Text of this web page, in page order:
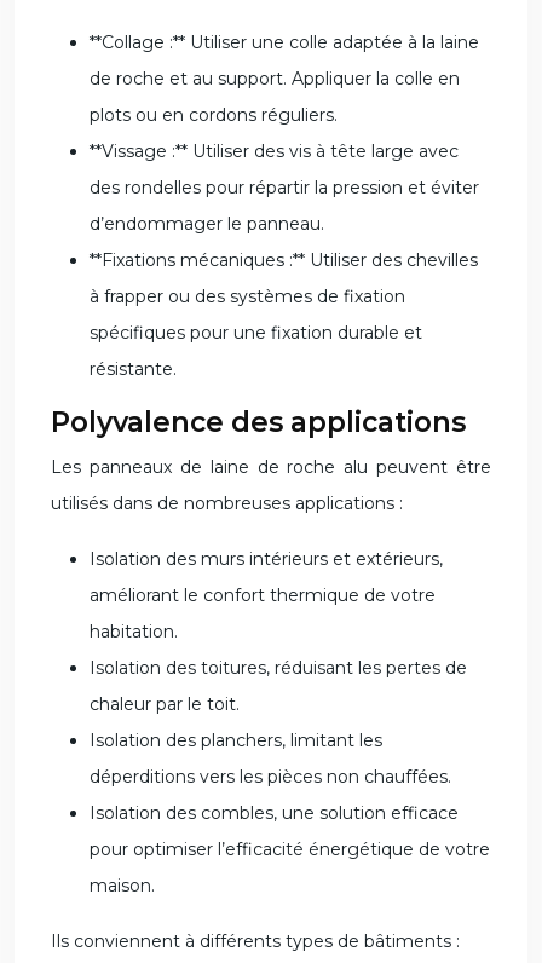
**Collage :** Utiliser une colle adaptée à la laine
de roche et au support. Appliquer la colle en
plots ou en cordons réguliers.
**Vissage :** Utiliser des vis à tête large avec
des rondelles pour répartir la pression et éviter
d’endommager le panneau.
**Fixations mécaniques :** Utiliser des chevilles
à frapper ou des systèmes de fixation
spécifiques pour une fixation durable et
résistante.
Polyvalence des applications
Les panneaux de laine de roche alu peuvent être
utilisés dans de nombreuses applications :
Isolation des murs intérieurs et extérieurs,
améliorant le confort thermique de votre
habitation.
Isolation des toitures, réduisant les pertes de
chaleur par le toit.
Isolation des planchers, limitant les
déperditions vers les pièces non chauffées.
Isolation des combles, une solution efficace
pour optimiser l’efficacité énergétique de votre
maison.
Ils conviennent à différents types de bâtiments :